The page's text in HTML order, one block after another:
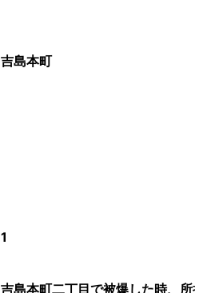
吉島本町
1
吉島本町二丁目で被爆した時、所